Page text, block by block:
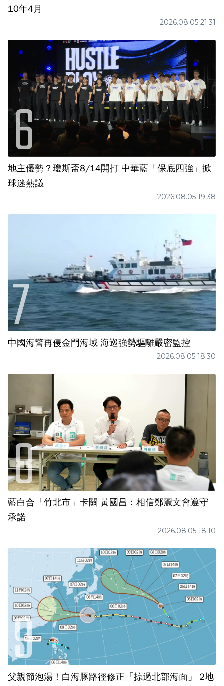
10年4月
2026.08.05 21:31
地主優勢？瓊斯盃8/14開打 中華藍「保底四強」掀
球迷熱議
2026.08.05 19:38
中國海警再侵金門海域 海巡強勢驅離嚴密監控
2026.08.05 18:30
藍白合「竹北市」卡關 黃國昌：相信鄭麗文會遵守
承諾
2026.08.05 18:10
父親節泡湯！白海豚路徑修正「掠過北部海面」 2地